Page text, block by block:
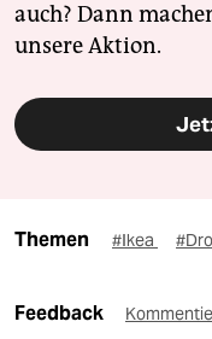
auch? Dann
unsere Aktion.
Themen #Ikea
Feedback